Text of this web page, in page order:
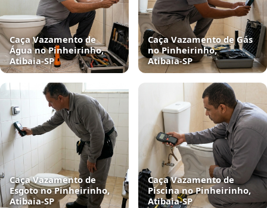
Caça Vazamento de
Água no Pinheirinho,
Atibaia‑SP
Caça Vazamento de Gás
no Pinheirinho,
Atibaia‑SP
Caça Vazamento de
Esgoto no Pinheirinho,
Atibaia‑SP
Caça Vazamento de
Piscina no Pinheirinho,
Atibaia‑SP